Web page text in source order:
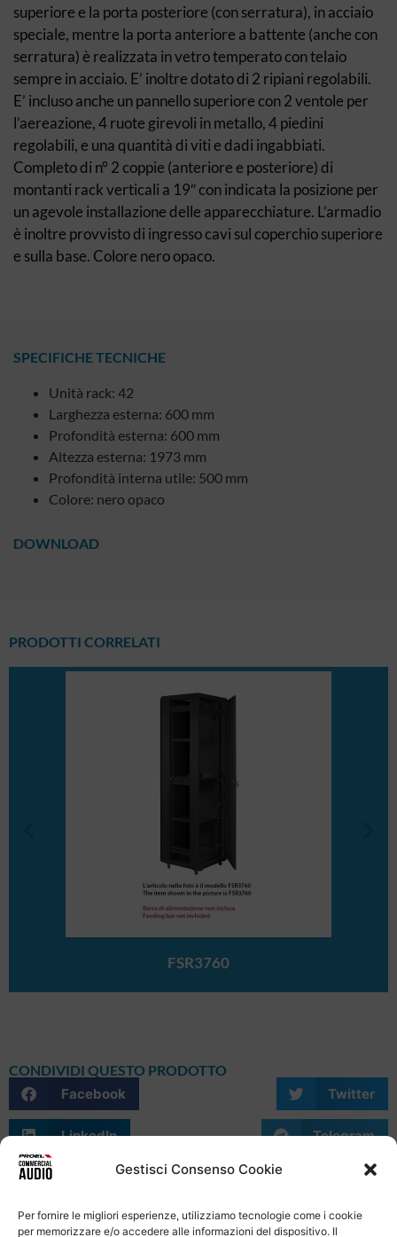
Gestisci Consenso Cookie
Per fornire le migliori esperienze, utilizziamo tecnologie come i cookie
per memorizzare e/o accedere alle informazioni del dispositivo. Il
superiore e la porta posteriore (con serratura), in acciaio
speciale, mentre la porta anteriore a battente (anche con
serratura) è realizzata in vetro temperato con telaio
sempre in acciaio. E’ inoltre dotato di 2 ripiani regolabili.
E’ incluso anche un pannello superiore con 2 ventole per
l’aereazione, 4 ruote girevoli in metallo, 4 piedini
regolabili, e una quantità di viti e dadi ingabbiati.
Completo di n° 2 coppie (anteriore e posteriore) di
montanti rack verticali a 19″ con indicata la posizione per
un agevole installazione delle apparecchiature. L’armadio
è inoltre provvisto di ingresso cavi sul coperchio superiore
e sulla base. Colore nero opaco.
SPECIFICHE TECNICHE
Unità rack: 42
Larghezza esterna: 600 mm
Profondità esterna: 600 mm
Altezza esterna: 1973 mm
Profondità interna utile: 500 mm
Colore: nero opaco
DOWNLOAD
PRODOTTI CORRELATI
FSR3760
CONDIVIDI QUESTO PRODOTTO
Facebook
Twitter
LinkedIn Telegram
WhatsApp Email Skype